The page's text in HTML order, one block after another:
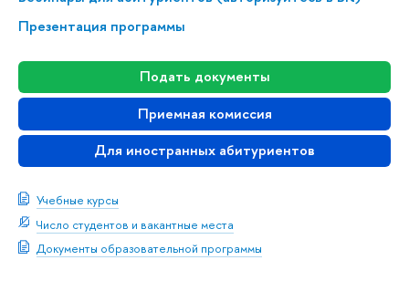
Презентация программы
Подать документы
Приемная комиссия
Для иностранных абитуриентов
Учебные курсы
Число студентов и вакантные места
Документы образовательной программы